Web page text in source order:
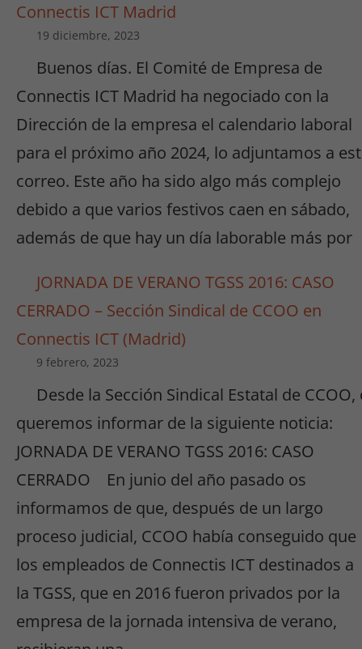
Connectis ICT Madrid
19 diciembre, 2023
Buenos días. El Comité de Empresa de
Connectis ICT Madrid ha negociado con la
Dirección de la empresa el calendario laboral
para el próximo año 2024, lo adjuntamos a
correo. Este año ha sido algo más complejo
debido a que varios festivos caen en sábado,
además de que hay un día laborable más por
JORNADA DE VERANO TGSS 2016: CASO
CERRADO – Sección Sindical de CCOO en
Connectis ICT (Madrid)
9 febrero, 2023
Desde la Sección Sindical Estatal de CCOO,
queremos informar de la siguiente noticia:
JORNADA DE VERANO TGSS 2016: CASO
CERRADO En junio del año pasado os
informamos de que, después de un largo
proceso judicial, CCOO había conseguido que
los empleados de Connectis ICT destinados a
la TGSS, que en 2016 fueron privados por la
empresa de la jornada intensiva de verano,